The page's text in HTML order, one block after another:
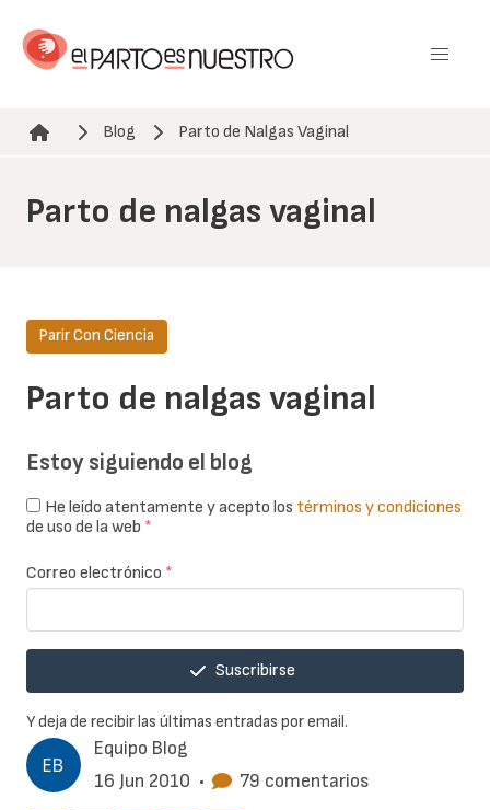
contenido
Ruta de navegación
Blog Parto de Nalgas Vaginal
Parto de nalgas vaginal
Equipo Blog
16 Jun 2010 • 79 comentarios
Parto de nalgas vaginal
Parir Con Ciencia
Estoy siguiendo el blog
He leído atentamente y acepto los términos y condiciones
de uso de la web *
Correo electrónico *
Suscribirse
Y deja de recibir las últimas entradas por email.